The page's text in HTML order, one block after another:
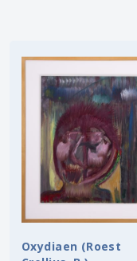
Oxydiaen (Roest